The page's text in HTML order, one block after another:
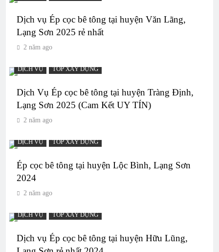
Dịch vụ Ép cọc bê tông tại huyện Văn Lãng,
Lạng Sơn 2025 rẻ nhất
2 năm ago
DỊCH VỤ TOP XÂY DỰNG
Dịch Vụ Ép cọc bê tông tại huyện Tràng Định,
Lạng Sơn 2025 (Cam Kết UY TÍN)
2 năm ago
DỊCH VỤ TOP XÂY DỰNG
Ép cọc bê tông tại huyện Lộc Bình, Lạng Sơn
2024
2 năm ago
DỊCH VỤ TOP XÂY DỰNG
Dịch vụ Ép cọc bê tông tại huyện Hữu Lũng,